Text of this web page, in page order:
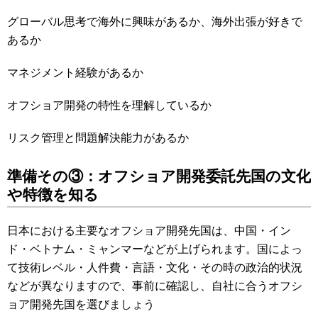
グローバル思考で海外に興味があるか、海外出張が好きで
あるか
マネジメント経験があるか
オフショア開発の特性を理解しているか
リスク管理と問題解決能力があるか
準備その③：オフショア開発委託先国の文化
や特徴を知る
日本における主要なオフショア開発先国は、中国・イン
ド・ベトナム・ミャンマーなどが上げられます。国によっ
て技術レベル・人件費・言語・文化・その時の政治的状況
などが異なりますので、事前に確認し、自社に合うオフシ
ョア開発先国を選びましょう